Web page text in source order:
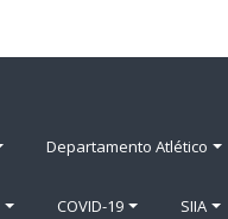
Departamento Atlético
COVID-19 SIIA